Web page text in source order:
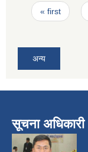
Pages
« first
अन्य
सूचना अधिकारी